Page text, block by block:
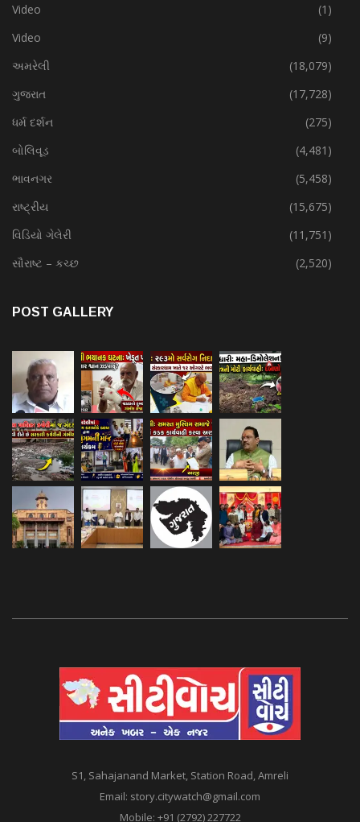
Video
(1)
Video
(9)
અમરેલી
(18,079)
ગુજરાત
(17,728)
ધર્મ દર્શન
(275)
બોલિવૂડ
(4,481)
ભાવનગર
(5,458)
રાષ્ટ્રીય
(15,675)
વિડિયો ગેલેરી
(11,751)
સૌરાષ્ટ – કચ્છ
(2,520)
POST GALLERY
S1, Sahajanand Market, Station Road, Amreli
Email: story.citywatch@gmail.com
Mobile: +91 (2792) 227722